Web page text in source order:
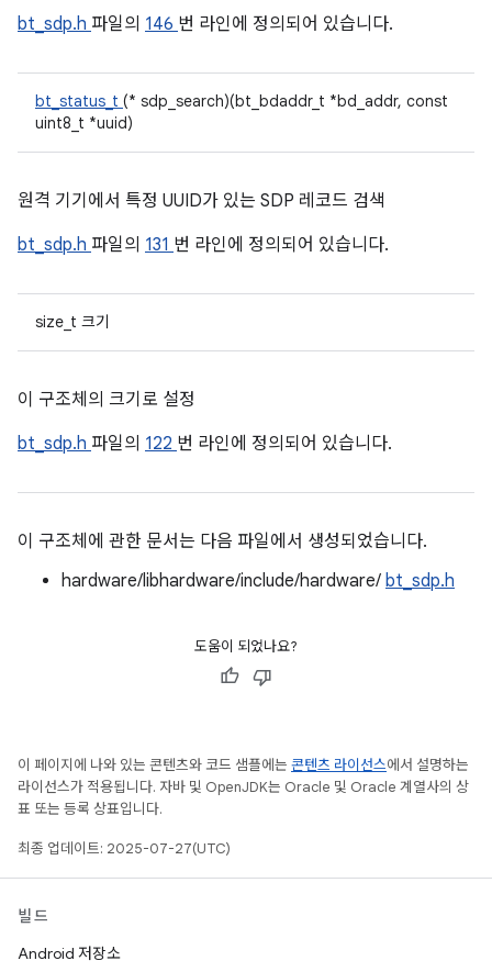
bt_sdp.h 파일의 146 번 라인에 정의되어 있습니다.
bt_status_t (* sdp_search)(bt_bdaddr_t *bd_addr, const
uint8_t *uuid)
원격 기기에서 특정 UUID가 있는 SDP 레코드 검색
bt_sdp.h 파일의 131 번 라인에 정의되어 있습니다.
size_t 크기
이 구조체의 크기로 설정
bt_sdp.h 파일의 122 번 라인에 정의되어 있습니다.
이 구조체에 관한 문서는 다음 파일에서 생성되었습니다.
hardware/libhardware/include/hardware/ bt_sdp.h
도움이 되었나요?
이 페이지에 나와 있는 콘텐츠와 코드 샘플에는 콘텐츠 라이선스에서 설명하는
라이선스가 적용됩니다. 자바 및 OpenJDK는 Oracle 및 Oracle 계열사의 상
표 또는 등록 상표입니다.
최종 업데이트: 2025-07-27(UTC)
빌드
Android 저장소